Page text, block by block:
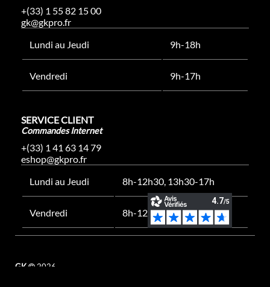
+(33) 1 55 82 15 00
gk@gkpro.fr
Lundi au Jeudi
9h-18h
Vendredi 9h-17h
SERVICE CLIENT
Commandes Internet
+(33) 1 41 63 14 79
eshop@gkpro.fr
Lundi au Jeudi
8h-12h30, 13h30-17h
Vendredi 8h-12h30, 13h30-16h
GK 2026